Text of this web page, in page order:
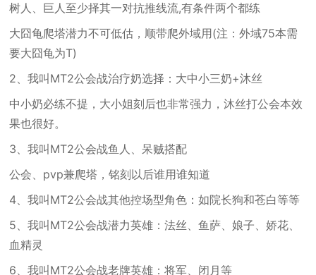
树人、巨人至少择其一对抗推线流,有条件两个都练
大囧龟爬塔潜力不可低估，顺带爬外域用(注：外域75本需
要大囧龟为T)
2、我叫MT2公会战治疗奶选择：大中小三奶+沐丝
中小奶必练不提，大小姐刻后也非常强力，沐丝打公会本效
果也很好。
3、我叫MT2公会战鱼人、呆贼搭配
公会、pvp兼爬塔，铭刻以后谁用谁知道
4、我叫MT2公会战其他控场型角色：如院长狗和苍白等等
5、我叫MT2公会战潜力英雄：法丝、鱼萨、娘子、娇花、
血精灵
6、我叫MT2公会战老牌英雄：将军、闭月等